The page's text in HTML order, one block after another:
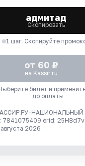
адмитад
Скопировать
1 шаг. Скопируйте
от 60 ₽
на Kassir.ru
билет и
до оплаты
erid:
2026